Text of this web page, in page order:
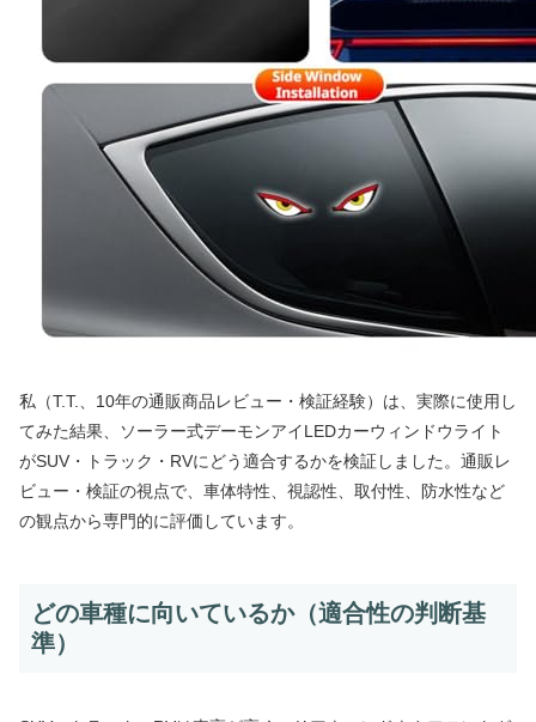
私（T.T.、10年の通販商品レビュー・検証経験）は、実際に使用し
てみた結果、ソーラー式デーモンアイLEDカーウィンドウライト
がSUV・トラック・RVにどう適合するかを検証しました。通販レ
ビュー・検証の視点で、車体特性、視認性、取付性、防水性など
の観点から専門的に評価しています。
どの車種に向いているか（適合性の判断基
準）